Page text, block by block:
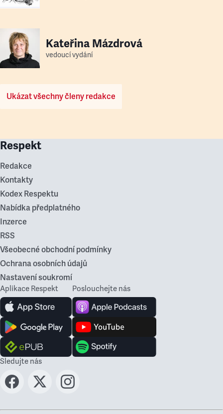
Kateřina Mázdrová
vedoucí vydání
Ukázat všechny členy redakce
Respekt
Redakce
Kontakty
Kodex Respektu
Nabídka předplatného
Inzerce
RSS
Všeobecné obchodní podmínky
Ochrana osobních údajů
Nastavení soukromí
Aplikace Respekt Poslouchejte nás
Sledujte nás